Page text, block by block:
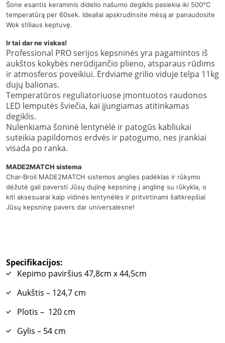
Šone esantis keraminis didelio našumo degiklis pasiekia iki 500°C
temperatūrą per 60sek. Idealiai apskrudinsite mėsą ar panaudosite
Wok stiliaus keptuvę.
Ir tai dar ne viskas!
Professional PRO serijos kepsninės yra pagamintos iš
aukštos kokybės nerūdijančio plieno, atsparaus rūdims
ir atmosferos poveikiui. Erdviame grilio viduje telpa 11kg
dujų balionas.
Temperatūros reguliatoriuose įmontuotos raudonos
LED lemputės šviečia, kai įjungiamas atitinkamas
degiklis.
Nulenkiama šoninė lentynėlė ir patogūs kabliukai
suteikia papildomos erdvės ir patogumo, nes įrankiai
visada po ranka.
MADE2MATCH sistema
Char-Broil MADE2MATCH sistemos anglies padėklas ir rūkymo
dėžutė gali paversti Jūsų dujinę kepsninę į anglinę su rūkykla, o
kiti aksesuarai kaip vidinės lentynėlės ir pritvirtinami šaltkrepšiai
Jūsų kepsninę pavers dar universalesne!
Specifikacijos:
Kepimo paviršius 47,8cm x 44,5cm
Aukštis – 124,7 cm
Plotis – 120 cm
Gylis – 54 cm